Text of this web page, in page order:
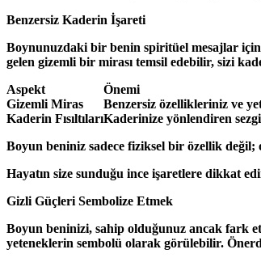
Benzersiz Kaderin İşareti
Boynunuzdaki bir benin spiritüel mesajlar için
gelen gizemli bir mirası temsil edebilir, sizi
Aspekt
Önemi
Gizemli Miras
Benzersiz özellikleriniz ve
Kaderin FısıltılarıKaderinize yönlendiren sezgi
Boyun beniniz sadece fiziksel bir özellik
Hayatın size sunduğu ince işaretlere dikkat
Gizli Güçleri Sembolize Etmek
Boyun beninizi, sahip olduğunuz ancak fark
yeteneklerin sembolü olarak görülebilir.